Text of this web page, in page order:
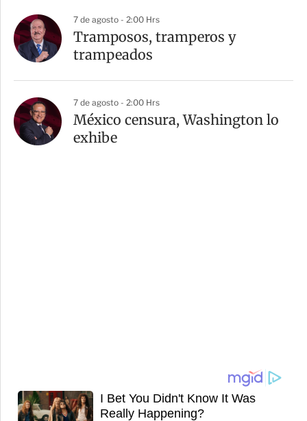
7 de agosto - 2:00 Hrs
Tramposos, tramperos y
trampeados
7 de agosto - 2:00 Hrs
México censura, Washington lo
exhibe